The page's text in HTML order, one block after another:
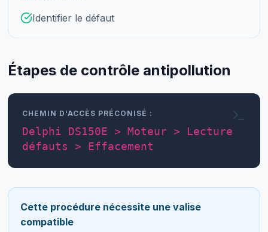
Identifier le défaut
Étapes de contrôle antipollution
CHEMIN D'ACCÈS PRÉCONISÉ :
Delphi DS150E > Moteur > Lecture
défauts > Effacement
Cette procédure nécessite une valise
compatible